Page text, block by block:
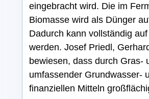
eingebracht wird. Die im
Biomasse wird als Dünger
Dadurch kann vollständig
werden. Josef Priedl,
bewiesen, dass durch Gras-
umfassender Grundwasser-
finanziellen Mitteln